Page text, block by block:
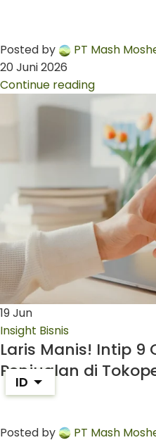
Posted by
PT Mash
20 Juni 2026
Continue reading
19Jun
Insight Bisnis
Laris Manis! Intip
Penjualan di
Posted by PT Mash
ID